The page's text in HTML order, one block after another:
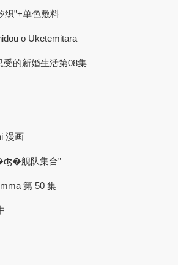
织”+单色敷料
o Uketemitara
受的新婚生活第08集
漫画
舰队集合”
第 50 集